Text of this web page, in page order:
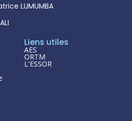
LUMUMBA
Liens utiles
AES
ORTM
L'ESSOR